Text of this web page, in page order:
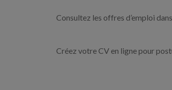
Consultez les offres d’emploi
Créez votre CV en ligne pour